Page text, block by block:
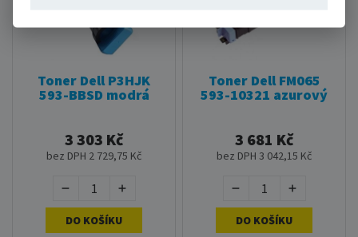
Toner Dell P3HJK
593-BBSD modrá
3 303 Kč
bez DPH 2 729,75 Kč
DO KOŠÍKU
Toner Dell FM065
593-10321 azurový
3 681 Kč
bez DPH 3 042,15 Kč
DO KOŠÍKU